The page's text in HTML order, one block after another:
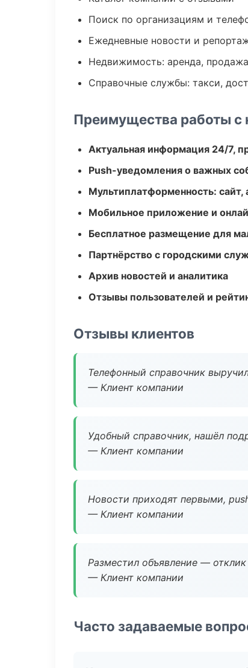
Поиск по организациям и
Ежедневные новости и
Недвижимость: аренда, продажа
Справочные службы: такси,
Преимущества работы с
Актуальная информация 24/7,
Push-уведомления о важных
Мультиплатформенность: сайт,
Мобильное приложение и
Бесплатное размещение для
Партнёрство с городскими
Архив новостей и аналитика
Отзывы пользователей и
Отзывы клиентов
Телефонный справочник
— Клиент компании
Удобный справочник, нашёл
— Клиент компании
Новости приходят первыми,
— Клиент компании
Разместил объявление —
— Клиент компании
Часто задаваемые